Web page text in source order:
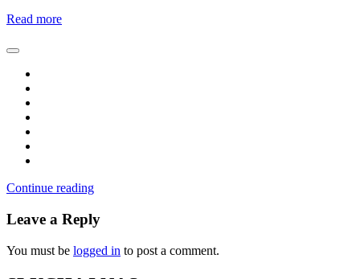
Read more
Continue reading
Leave a Reply
You must be logged in to post a comment.